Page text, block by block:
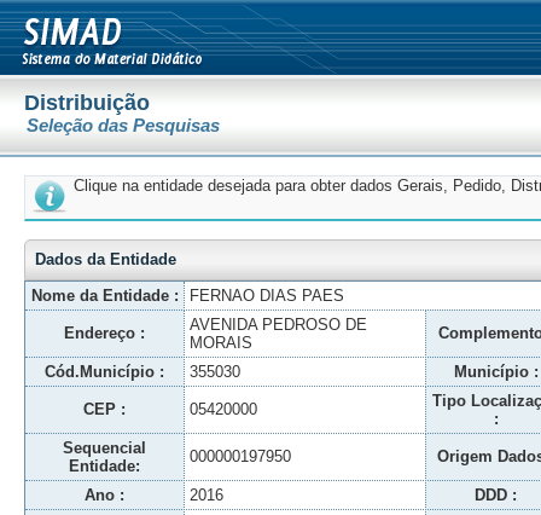
Distribuição
Seleção das Pesquisas
Clique na entidade desejada para obter dados Gerais, Pedido,
Dados da Entidade
Nome da Entidade :
FERNAO DIAS PAES
Endereço :
AVENIDA PEDROSO DE
MORAIS
Cód.Município : 355030 Município :
CEP : 05420000
Tipo
:
Sequencial
Entidade:
000000197950 Origem
Ano : 2016 DDD :